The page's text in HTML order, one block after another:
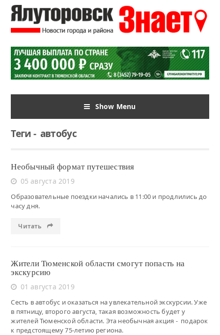
Show Menu
Теги-автобус
Необычный формат путешествия
05 августа 2019
Образовательные поездки начались в 11:00 и продлились до
часу дня.
Читать
Жители Тюменской области смогут попасть на
экскурсию
01 августа 2019
Сесть в автобус и оказаться на увлекательной экскурсии. Уже
в пятницу, второго августа, такая возможность будет у
жителей Тюменской области. Эта необычная акция - подарок
к предстоящему 75-летию региона.